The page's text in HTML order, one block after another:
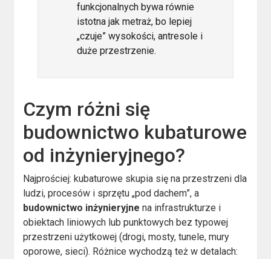
funkcjonalnych bywa równie
istotna jak metraż, bo lepiej
„czuje” wysokości, antresole i
duże przestrzenie.
Czym różni się
budownictwo kubaturowe
od inżynieryjnego?
Najprościej: kubaturowe skupia się na przestrzeni dla
ludzi, procesów i sprzętu „pod dachem”, a
budownictwo inżynieryjne na infrastrukturze i
obiektach liniowych lub punktowych bez typowej
przestrzeni użytkowej (drogi, mosty, tunele, mury
oporowe, sieci). Różnice wychodzą też w detalach: